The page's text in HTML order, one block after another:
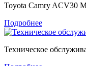
Toyota Camry ACV30
Подробнее
Техническое